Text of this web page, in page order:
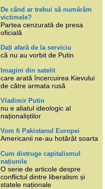
De când ar trebui să numărăm
victimele?
Partea cenzurată de presa
oficială
Dați afară de la serviciu
că nu au vorbit de Putin
Imagini din satelit
care arată încercuirea Kievului
de către armata rusă
Vladimir Putin
nu e aliatul ideologic al
naționaliștilor
Vom fi Pakistanul Europei
Americanii ne-au hotărât soarta
Cum distruge capitalismul
națiunile
O serie de articole despre
conflictul dintre liberalism și
statele naționale